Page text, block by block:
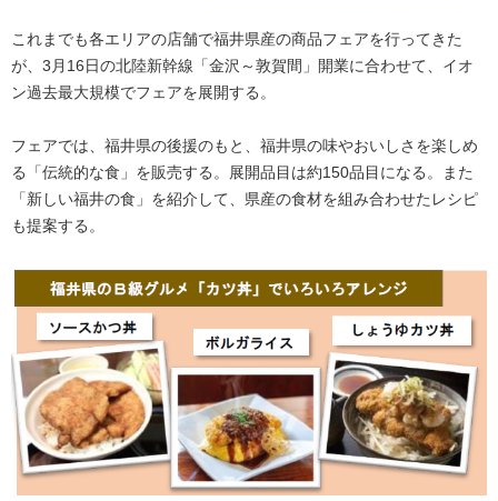
これまでも各エリアの店舗で福井県産の商品フェアを行ってきた
が、3月16日の北陸新幹線「金沢～敦賀間」開業に合わせて、イオ
ン過去最大規模でフェアを展開する。
フェアでは、福井県の後援のもと、福井県の味やおいしさを楽しめ
る「伝統的な食」を販売する。展開品目は約150品目になる。また
「新しい福井の食」を紹介して、県産の食材を組み合わせたレシピ
も提案する。